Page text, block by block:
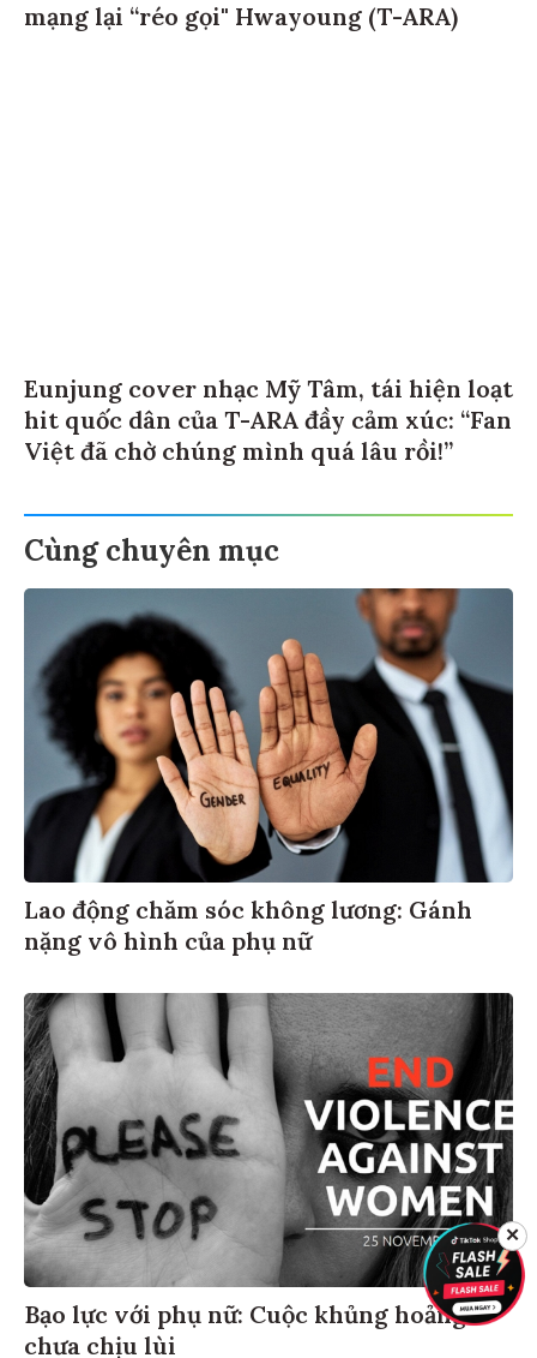
mạng lại “réo gọi" Hwayoung (T-ARA)
Eunjung cover nhạc Mỹ Tâm, tái hiện loạt
hit quốc dân của T-ARA đầy cảm xúc: “Fan
Việt đã chờ chúng mình quá lâu rồi!”
Cùng chuyên mục
Lao động chăm sóc không lương: Gánh
nặng vô hình của phụ nữ
Bạo lực với phụ nữ: Cuộc khủng hoảng
chưa chịu lùi
✕